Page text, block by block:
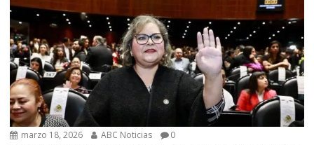
marzo 18, 2026 ABC Noticias 0